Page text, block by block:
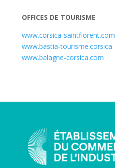
OFFICES DE TOURISME
www.corsica-saintflorent.com
www.bastia-tourisme.corsica
www.balagne-corsica.com